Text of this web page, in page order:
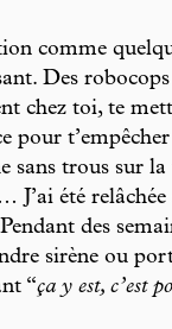
comme
Des robocops
chez toi, te
pour
sans trous sur
J’ai été relâchée
des
sirène ou
“ça y est, c’est